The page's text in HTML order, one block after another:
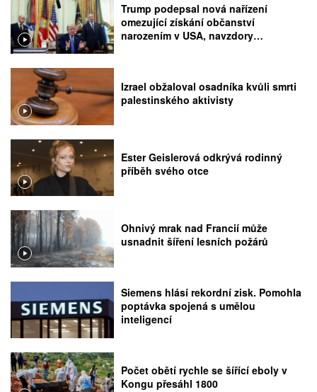
Trump podepsal nová nařízení
omezující získání občanství
narozením v USA, navzdory
Izrael obžaloval osadníka kvůli smrti
palestinského aktivisty
Ester Geislerová odkrývá rodinný
příběh svého otce
Ohnivý mrak nad Francií může
usnadnit šíření lesních požárů
Siemens hlásí rekordní zisk. Pomohla
poptávka spojená s umělou
inteligencí
Počet obětí rychle se šířící eboly v
Kongu přesáhl 1800